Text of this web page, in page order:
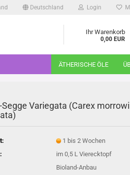
Deutschland Login
Ihr Warenkorb
0,00 EUR
ÄTHERISCHE ÖLE
Variegata (Carex
1 bis 2 Wochen
im 0,5 L Vierecktopf
Bioland-Anbau